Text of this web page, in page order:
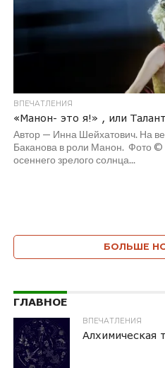
ВПЕЧАТЛЕНИЯ
«Манон- это я!» , или
Автор — Инна Шейхатович. На
Баканова в роли Манон. Фото ©
осеннего зрелого солнца...
БОЛЬШЕ
ГЛАВНОЕ
ВПЕЧАТЛЕНИЯ
Алхимическая